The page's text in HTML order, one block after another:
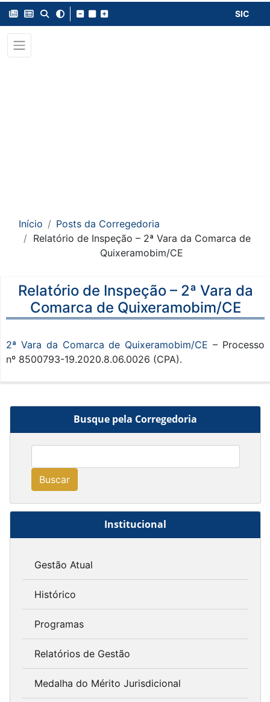
SIC
Início
Posts da Corregedoria
Relatório de Inspeção – 2ª Vara da Comarca de
Quixeramobim/CE
Busque pela Corregedoria
Buscar
Institucional
Gestão Atual
Histórico
Programas
Relatórios de Gestão
Medalha do Mérito Jurisdicional
Relatório de Inspeção – 2ª Vara da
Comarca de Quixeramobim/CE
2ª Vara da Comarca de Quixeramobim/CE – Processo
nº 8500793-19.2020.8.06.0026 (CPA).